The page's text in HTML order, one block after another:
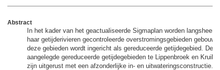
Abstract
In het kader van het geactualiseerde Sigmaplan worden langsheen
haar getijderivieren gecontroleerde overstromingsgebieden
deze gebieden wordt ingericht als gereduceerde getijdegebied. De
aangelegde gereduceerde getijdegebieden te Lippenbroek en
zijn uitgerust met een afzonderlijke in- en uitwateringsconstructie.